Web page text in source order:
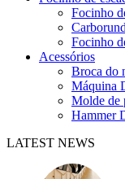
Focinho
Focinho
Acessórios
Broca do
Máquina
Molde de
Hammer
LATEST NEWS